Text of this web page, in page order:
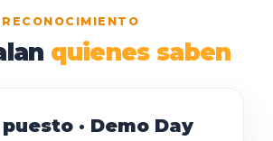
RECONOCIMIENTO
quienes saben
· Demo Day